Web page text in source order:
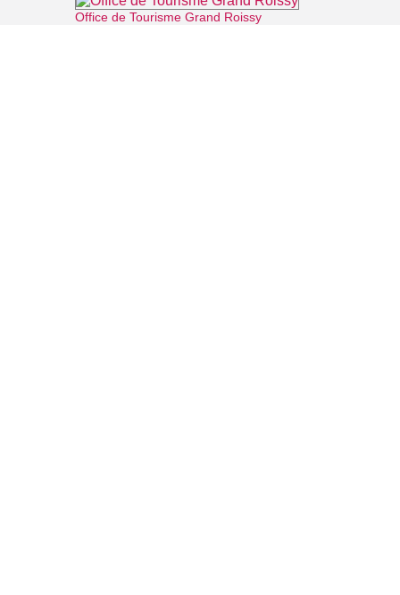
Office de Tourisme Grand Roissy